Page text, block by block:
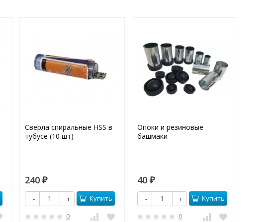
Сверла спиральные HSS в
тубусе (10 шт)
240 ₽
- + Купить
0
Опоки и резиновые
башмаки
40 ₽
- + Купить
0